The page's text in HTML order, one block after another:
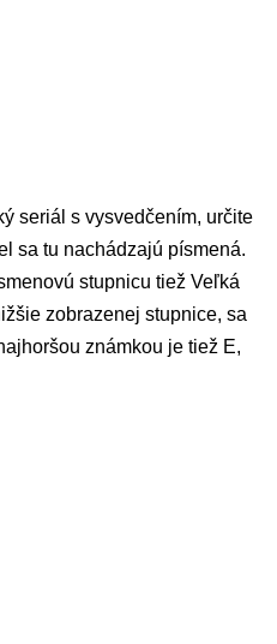
seriál s vysvedčením, určite
sa tu nachádzajú písmená.
stupnicu tiež Veľká
zobrazenej stupnice, sa
známkou je tiež E,